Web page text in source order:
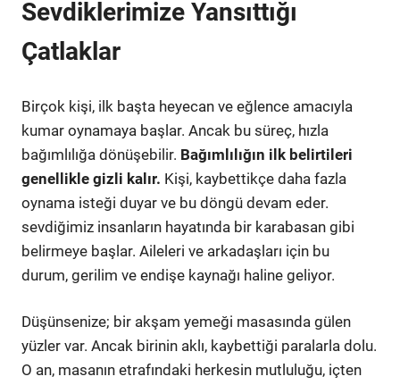
Sevdiklerimize Yansıttığı
Çatlaklar
Birçok kişi, ilk başta heyecan ve eğlence amacıyla
kumar oynamaya başlar. Ancak bu süreç, hızla
bağımlılığa dönüşebilir. Bağımlılığın ilk belirtileri
genellikle gizli kalır. Kişi, kaybettikçe daha fazla
oynama isteği duyar ve bu döngü devam eder.
sevdiğimiz insanların hayatında bir karabasan gibi
belirmeye başlar. Aileleri ve arkadaşları için bu
durum, gerilim ve endişe kaynağı haline geliyor.
Düşünsenize; bir akşam yemeği masasında gülen
yüzler var. Ancak birinin aklı, kaybettiği paralarla dolu.
O an, masanın etrafındaki herkesin mutluluğu, içten